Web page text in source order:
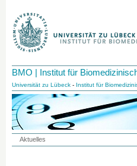
BMO | Institut für
Universität zu Lübeck - Institut für
Aktuelles